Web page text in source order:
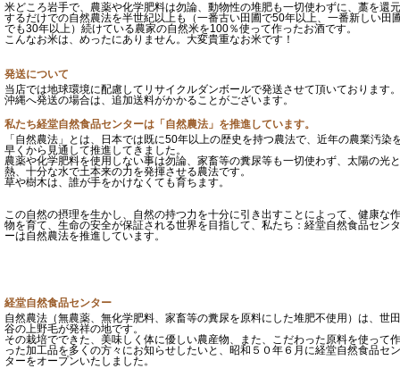
米どころ岩手で、農薬や化学肥料は勿論、動物性の堆肥も一切使わずに、藁を還元
するだけでの自然農法を半世紀以上も（一番古い田圃で50年以上、一番新しい田
でも30年以上）続けている農家の自然米を100％使って作ったお酒です。
こんなお米は、めったにありません。大変貴重なお米です！
発送について
当店では地球環境に配慮してリサイクルダンボールで発送させて頂いております。
沖縄へ発送の場合は、追加送料がかかることがございます。
私たち経堂自然食品センターは「自然農法」を推進しています。
「自然農法」とは、日本では既に50年以上の歴史を持つ農法で、近年の農業汚染
早くから見通して推進してきました。
農薬や化学肥料を使用しない事は勿論、家畜等の糞尿等も一切使わず、太陽の光と
熱、十分な水で土本来の力を発揮させる農法です。
草や樹木は、誰が手をかけなくても育ちます。
この自然の摂理を生かし、自然の持つ力を十分に引き出すことによって、健康な作
物を育て、生命の安全が保証される世界を目指して、私たち：経堂自然食品センタ
ーは自然農法を推進しています。
経堂自然食品センター
自然農法（無農薬、無化学肥料、家畜等の糞尿を原料にした堆肥不使用）は、世田
谷の上野毛が発祥の地です。
その栽培でできた、美味しく体に優しい農産物、また、こだわった原料を使って作
った加工品を多くの方々にお知らせしたいと、昭和５０年６月に経堂自然食品セン
ターをオープンいたしました。